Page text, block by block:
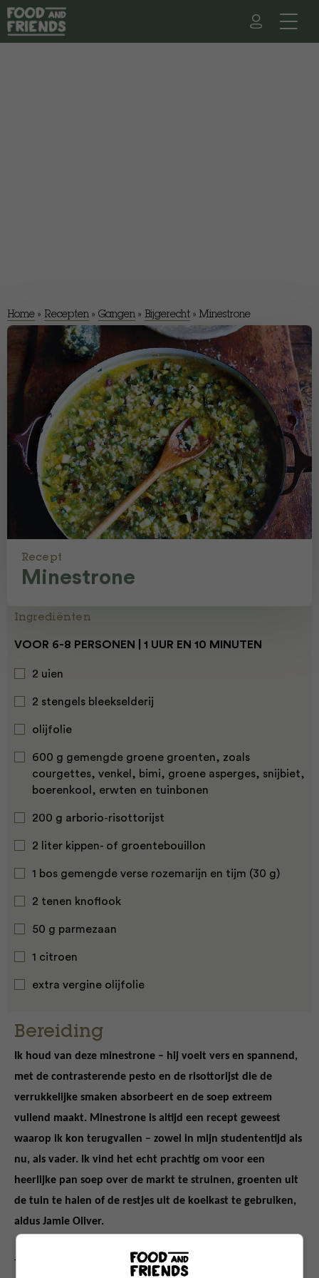
Home » Recepten » Gangen » Bijgerecht » Minestrone
Recept
Minestrone
Ingrediënten
VOOR 6-8 PERSONEN | 1 UUR EN 10 MINUTEN
2 uien
2 stengels bleekselderij
olijfolie
600 g gemengde groene groenten, zoals
courgettes, venkel, bimi, groene asperges, snijbiet,
boerenkool, erwten en tuinbonen
200 g arborio-risottorijst
2 liter kippen- of groentebouillon
1 bos gemengde verse rozemarijn en tijm (30 g)
2 tenen knoflook
50 g parmezaan
1 citroen
extra vergine olijfolie
Bereiding
Ik houd van deze minestrone – hij voelt vers en spannend,
met de contrasterende pesto en de risottorijst die de
verrukkelijke smaken absorbeert en de soep extreem
vullend maakt. Minestrone is altijd een recept geweest
waarop ik kon terugvallen – zowel in mijn studententijd als
nu, als vader. Ik vind het echt prachtig om voor een
heerlijke pan soep over de markt te struinen, groenten uit
de tuin te halen of de restjes uit de koelkast te gebruiken,
aldus Jamie Oliver.
1. Pel de uien en maak de bleekselderij schoon. Hak ze fijn en